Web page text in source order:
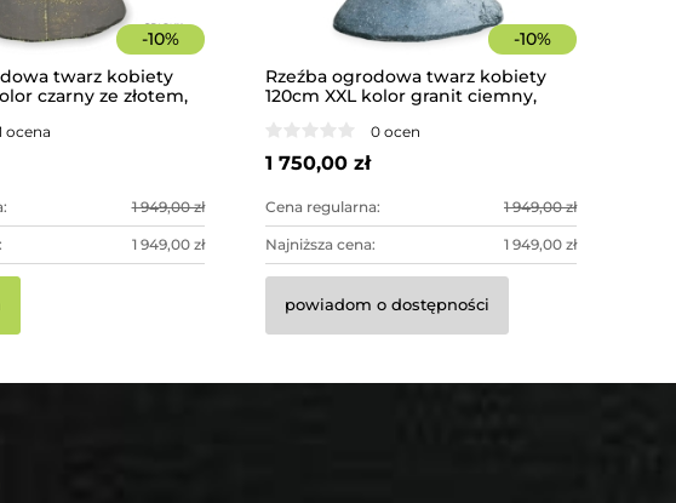
-10%
twarz kobiety
czarny ze złotem,
ocena
1 949,00 zł
1 949,00 zł
-10%
Rzeźba ogrodowa twarz kobiety
120cm XXL kolor granit ciemny,
0 ocen
1 750,00 zł
Cena regularna: 1 949,00 zł
Najniższa cena: 1 949,00 zł
powiadom o dostępności